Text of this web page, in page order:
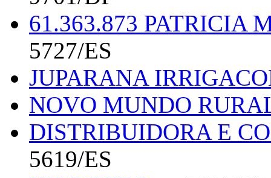
61.363.873 PATRICIA
5727/ES
JUPARANA
NOVO MUNDO
DISTRIBUIDORA E
5619/ES